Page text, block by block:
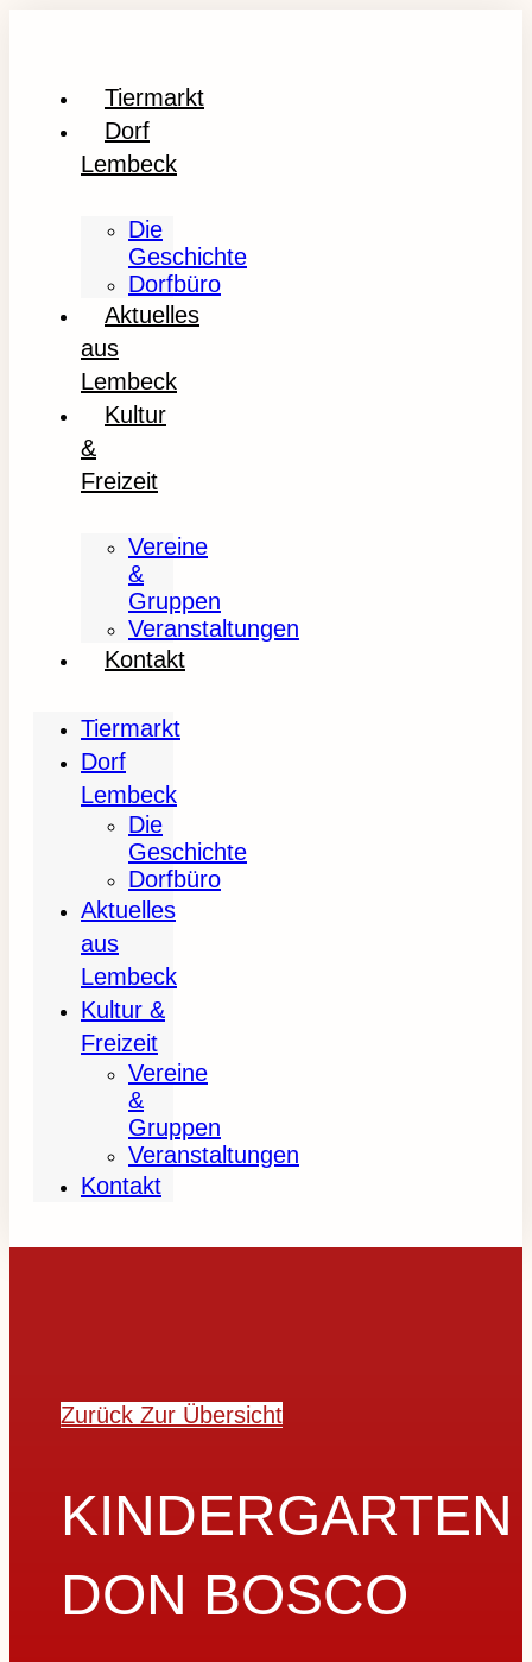
Tiermarkt
Dorf
Lembeck
Die
Geschichte
Dorfbüro
Aktuelles
aus
Lembeck
Kultur
&
Freizeit
Vereine
&
Gruppen
Veranstaltungen
Kontakt
Tiermarkt
Dorf
Lembeck
Die
Geschichte
Dorfbüro
Aktuelles
aus
Lembeck
Kultur &
Freizeit
Vereine
&
Gruppen
Veranstaltungen
Kontakt
Zurück Zur Übersicht
KINDERGARTEN
DON BOSCO